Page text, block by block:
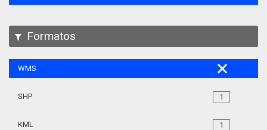
Formatos
WMS
1
SHP
1
KML